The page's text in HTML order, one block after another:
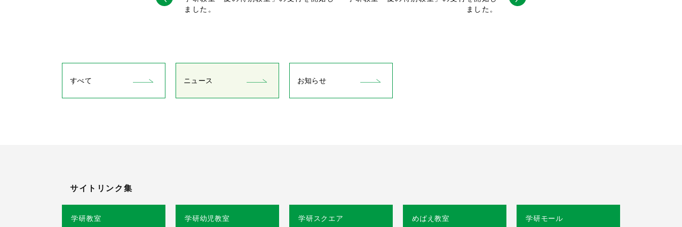
ました。
ました。
すべて ニュース お知らせ
サイトリンク集
学研教室 学研幼児教室 学研スクエア めばえ教室 学研モール